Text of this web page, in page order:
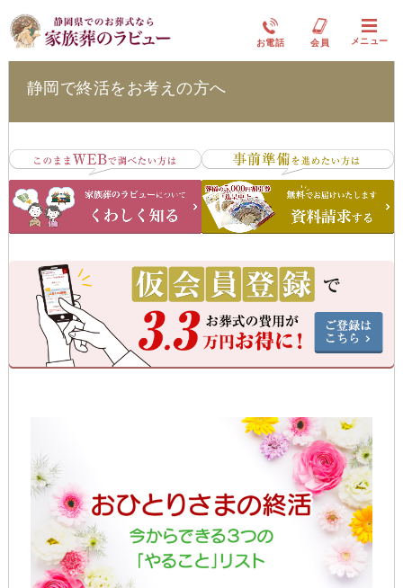
お電話 会員 メニュー
お葬式の豆知識
静岡で終活をお考えの方へ